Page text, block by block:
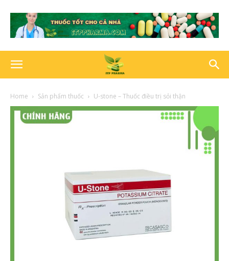
Home Sản phẩm thuốc U-stone – Thuốc điều trị sỏi thận